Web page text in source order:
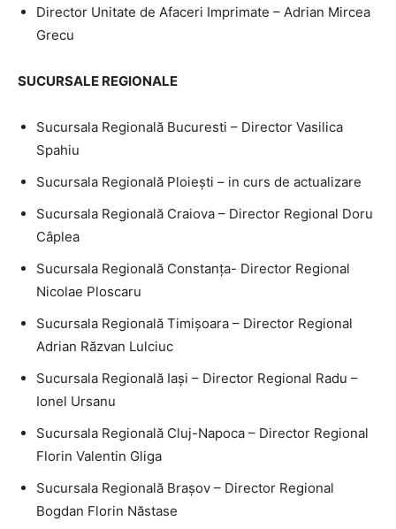
Director Unitate de Afaceri Imprimate – Adrian Mircea
Grecu
SUCURSALE REGIONALE
Sucursala Regională Bucuresti – Director Vasilica
Spahiu
Sucursala Regională Ploieşti – in curs de actualizare
Sucursala Regională Craiova – Director Regional Doru
Câplea
Sucursala Regională Constanţa- Director Regional
Nicolae Ploscaru
Sucursala Regională Timişoara – Director Regional
Adrian Răzvan Lulciuc
Sucursala Regională Iaşi – Director Regional Radu –
Ionel Ursanu
Sucursala Regională Cluj-Napoca – Director Regional
Florin Valentin Gliga
Sucursala Regională Braşov – Director Regional
Bogdan Florin Năstase